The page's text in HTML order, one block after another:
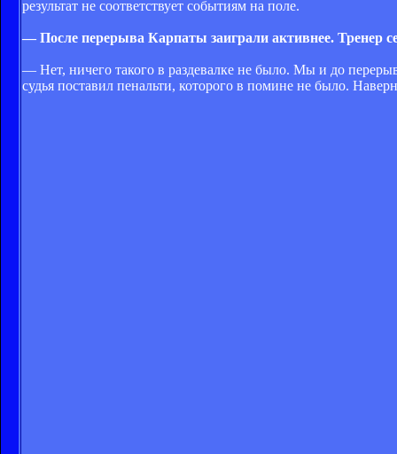
результат не соответствует событиям на поле.
— После перерыва Карпаты заиграли активнее. Тренер
— Нет, ничего такого в раздевалке не было. Мы и до
судья поставил пенальти, которого в помине не было.